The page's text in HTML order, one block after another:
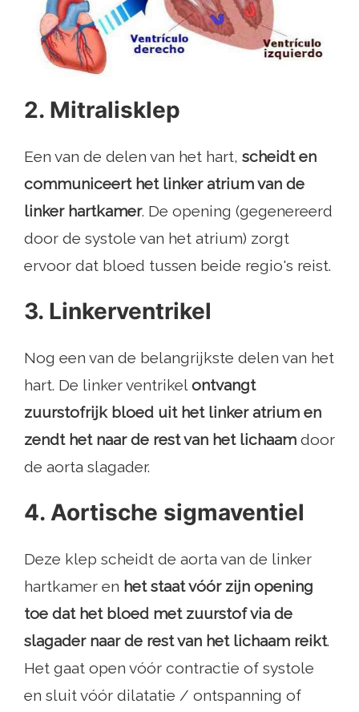
2. Mitralisklep
Een van de delen van het hart, scheidt en
communiceert het linker atrium van de
linker hartkamer. De opening (gegenereerd
door de systole van het atrium) zorgt
ervoor dat bloed tussen beide regio's reist.
3. Linkerventrikel
Nog een van de belangrijkste delen van het
hart. De linker ventrikel ontvangt
zuurstofrijk bloed uit het linker atrium en
zendt het naar de rest van het lichaam door
de aorta slagader.
4. Aortische sigmaventiel
Deze klep scheidt de aorta van de linker
hartkamer en het staat vóór zijn opening
toe dat het bloed met zuurstof via de
slagader naar de rest van het lichaam reikt.
Het gaat open vóór contractie of systole
en sluit vóór dilatatie / ontspanning of